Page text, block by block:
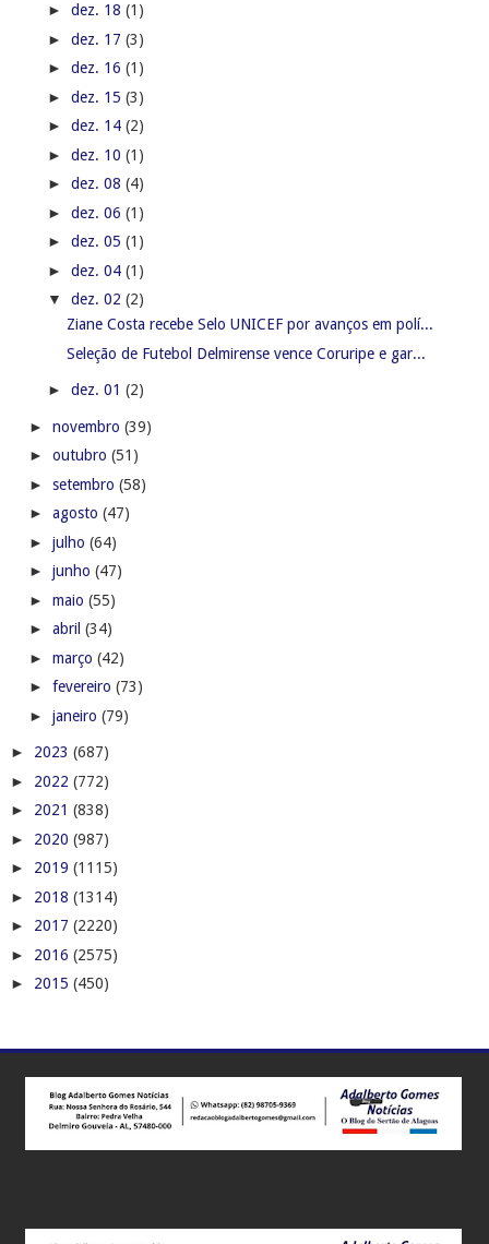
► dez. 18 (1)
► dez. 17 (3)
► dez. 16 (1)
► dez. 15 (3)
► dez. 14 (2)
► dez. 10 (1)
► dez. 08 (4)
► dez. 06 (1)
► dez. 05 (1)
► dez. 04 (1)
▼ dez. 02 (2)
Ziane Costa recebe Selo UNICEF por avanços em polí...
Seleção de Futebol Delmirense vence Coruripe e gar...
► dez. 01 (2)
► novembro (39)
► outubro (51)
► setembro (58)
► agosto (47)
► julho (64)
► junho (47)
► maio (55)
► abril (34)
► março (42)
► fevereiro (73)
► janeiro (79)
► 2023 (687)
► 2022 (772)
► 2021 (838)
► 2020 (987)
► 2019 (1115)
► 2018 (1314)
► 2017 (2220)
► 2016 (2575)
► 2015 (450)